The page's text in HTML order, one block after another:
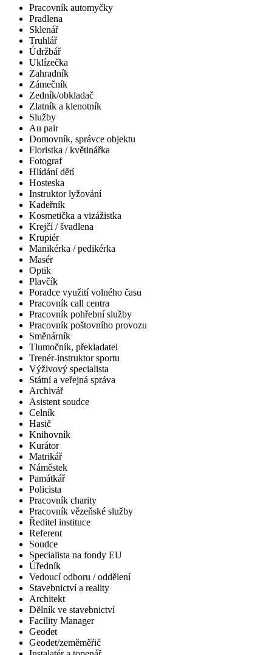
Pracovník automyčky
Pradlena
Sklenář
Truhlář
Údržbář
Uklízečka
Zahradník
Zámečník
Zedník/obkladač
Zlatník a klenotník
Služby
Au pair
Domovník, správce objektu
Floristka / květinářka
Fotograf
Hlídání dětí
Hosteska
Instruktor lyžování
Kadeřník
Kosmetička a vizážistka
Krejčí / švadlena
Krupiér
Manikérka / pedikérka
Masér
Optik
Plavčík
Poradce využití volného času
Pracovník call centra
Pracovník pohřební služby
Pracovník poštovního provozu
Směnárník
Tlumočník, překladatel
Trenér-instruktor sportu
Výživový specialista
Státní a veřejná správa
Archivář
Asistent soudce
Celník
Hasič
Knihovník
Kurátor
Matrikář
Náměstek
Památkář
Policista
Pracovník charity
Pracovník vězeňské služby
Ředitel instituce
Referent
Soudce
Specialista na fondy EU
Úředník
Vedoucí odboru / oddělení
Stavebnictví a reality
Architekt
Dělník ve stavebnictví
Facility Manager
Geodet
Geodet/zeměměřič